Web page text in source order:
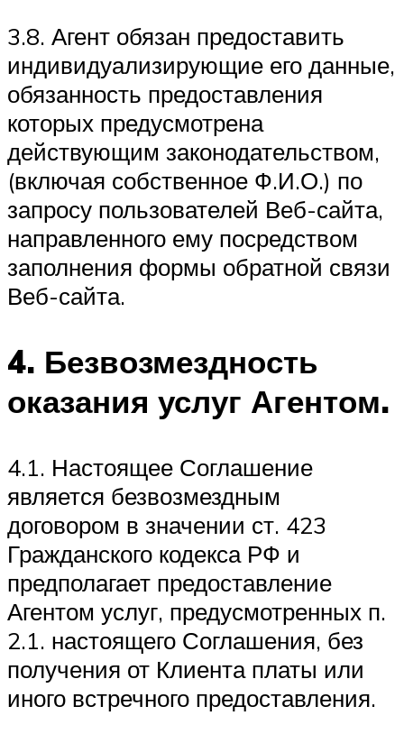
3.8. Агент обязан предоставить
индивидуализирующие его данные,
обязанность предоставления
которых предусмотрена
действующим законодательством,
(включая собственное Ф.И.О.) по
запросу пользователей Веб-сайта,
направленного ему посредством
заполнения формы обратной связи
Веб-сайта.
4. Безвозмездность
оказания услуг Агентом.
4.1. Настоящее Соглашение
является безвозмездным
договором в значении ст. 423
Гражданского кодекса РФ и
предполагает предоставление
Агентом услуг, предусмотренных п.
2.1. настоящего Соглашения, без
получения от Клиента платы или
иного встречного предоставления.